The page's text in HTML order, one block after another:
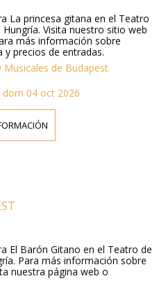
La princesa gitana en el Teatro
Visita nuestro sitio web
más información sobre
precios de entradas.
de Budapest
04 oct 2026
El Barón Gitano en el Teatro de
Para más información sobre
nuestra página web o